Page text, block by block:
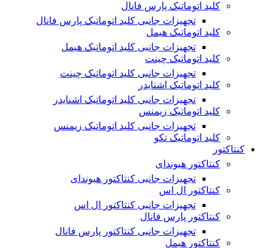
کلید اتوماتیک پارس فانال
تجهیزات جانبی کلید اتوماتیک پارس فانال
کلید اتوماتیک هیمل
تجهیزات جانبی کلید اتوماتیک هیمل
کلید اتوماتیک چینت
تجهیزات جانبی کلید اتوماتیک چینت
کلید اتوماتیک اشنایدر
تجهیزات جانبی کلید اتوماتیک اشنایدر
کلید اتوماتیک زیمنس
تجهیزات جانبی کلید اتوماتیک زیمنس
کلید اتوماتیک تکو
کنتاکتور
کنتاکتور هیوندای
تجهیزات جانبی کنتاکتور هیوندای
کنتاکتور ال اس
تجهیزات جانبی کنتاکتور ال اس
کنتاکتور پارس فانال
تجهیزات جانبی کنتاکتور پارس فانال
کنتاکتور هیمل